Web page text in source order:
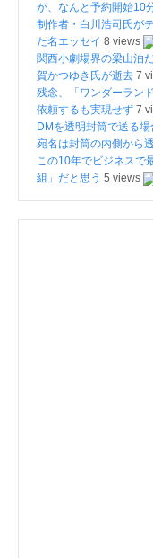
が、なんと予約開始10
制作者・白川浩司氏が
た名エッセイ 8 views
関西小劇場界の梁山泊
賀かつゆき氏が逝去 7
残念、「ワンダーラン
依頼するも実現せず 7
DMを透明封筒で送る
宛名は封筒の内側から
この10年でビジネスで
組」だと思う 5 views